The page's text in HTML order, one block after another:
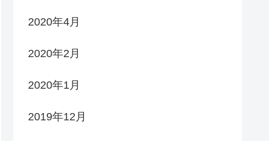
2020年4月
2020年2月
2020年1月
2019年12月